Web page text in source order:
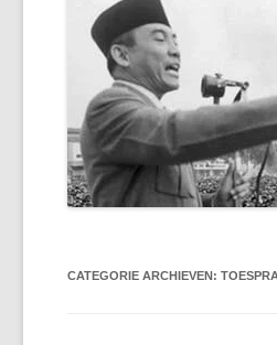
CATEGORIE ARCHIEVEN: